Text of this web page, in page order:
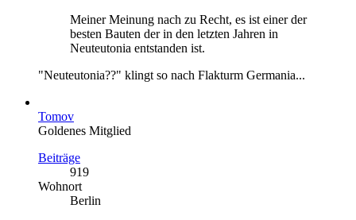
Meiner Meinung nach zu Recht, es ist einer der
besten Bauten der in den letzten Jahren in
Neuteutonia entstanden ist.
"Neuteutonia??" klingt so nach Flakturm Germania...
Tomov
Goldenes Mitglied
Beiträge
919
Wohnort
Berlin